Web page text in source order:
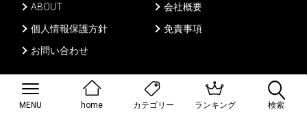
MENU home カテゴリー ランキング 検索
ABOUT
会社概要
個人情報保護方針
免責事項
お問い合わせ
Ⓒ PONY CANYON INC, All rights reserved.